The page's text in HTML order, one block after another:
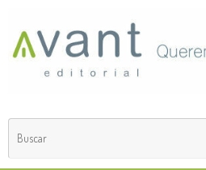
contenido